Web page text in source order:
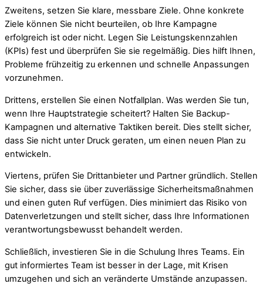
Zweitens, setzen Sie klare, messbare Ziele. Ohne konkrete
Ziele können Sie nicht beurteilen, ob Ihre Kampagne
erfolgreich ist oder nicht. Legen Sie Leistungskennzahlen
(KPIs) fest und überprüfen Sie sie regelmäßig. Dies hilft Ihnen,
Probleme frühzeitig zu erkennen und schnelle Anpassungen
vorzunehmen.
Drittens, erstellen Sie einen Notfallplan. Was werden Sie tun,
wenn Ihre Hauptstrategie scheitert? Halten Sie Backup-
Kampagnen und alternative Taktiken bereit. Dies stellt sicher,
dass Sie nicht unter Druck geraten, um einen neuen Plan zu
entwickeln.
Viertens, prüfen Sie Drittanbieter und Partner gründlich. Stellen
Sie sicher, dass sie über zuverlässige Sicherheitsmaßnahmen
und einen guten Ruf verfügen. Dies minimiert das Risiko von
Datenverletzungen und stellt sicher, dass Ihre Informationen
verantwortungsbewusst behandelt werden.
Schließlich, investieren Sie in die Schulung Ihres Teams. Ein
gut informiertes Team ist besser in der Lage, mit Krisen
umzugehen und sich an veränderte Umstände anzupassen.